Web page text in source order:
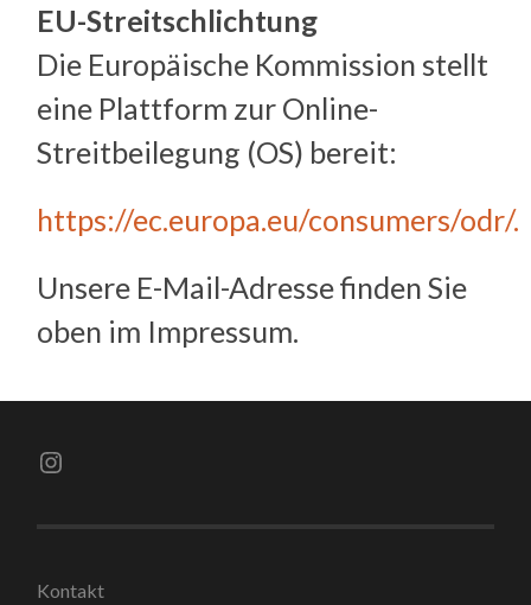
EU-Streitschlichtung
Die Europäische Kommission stellt
eine Plattform zur Online-
Streitbeilegung (OS) bereit:
https://ec.europa.eu/consumers/odr/.
Unsere E-Mail-Adresse finden Sie
oben im Impressum.
Instagram
Kontakt